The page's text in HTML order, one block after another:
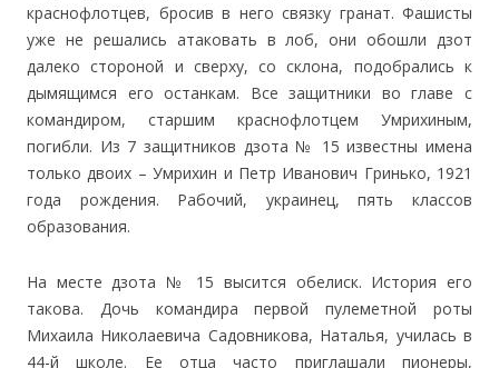
краснофлотцев, бросив в него связку гранат. Фашисты
уже не решались атаковать в лоб, они обошли дзот
далеко стороной и сверху, со склона, подобрались к
дымящимся его останкам. Все защитники во главе с
командиром, старшим краснофлотцем Умрихиным,
погибли. Из 7 защитников дзота № 15 известны имена
только двоих – Умрихин и Петр Иванович Гринько, 1921
года рождения. Рабочий, украинец, пять классов
образования.
На месте дзота № 15 высится обелиск. История его
такова. Дочь командира первой пулеметной роты
Михаила Николаевича Садовникова, Наталья, училась в
44-й школе. Ее отца часто приглашали пионеры,